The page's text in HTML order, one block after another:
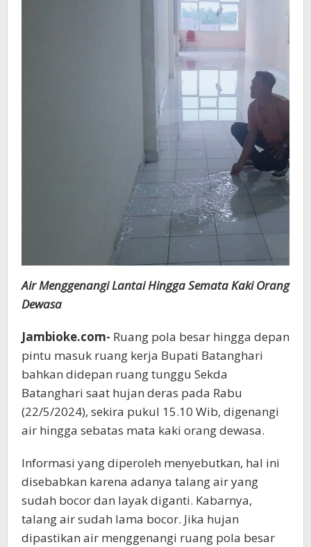
Air Menggenangi Lantai Hingga Semata Kaki Orang
Dewasa
Jambioke.com- Ruang pola besar hingga depan
pintu masuk ruang kerja Bupati Batanghari
bahkan didepan ruang tunggu Sekda
Batanghari saat hujan deras pada Rabu
(22/5/2024), sekira pukul 15.10 Wib, digenangi
air hingga sebatas mata kaki orang dewasa.
Informasi yang diperoleh menyebutkan, hal ini
disebabkan karena adanya talang air yang
sudah bocor dan layak diganti. Kabarnya,
talang air sudah lama bocor. Jika hujan
dipastikan air menggenangi ruang pola besar